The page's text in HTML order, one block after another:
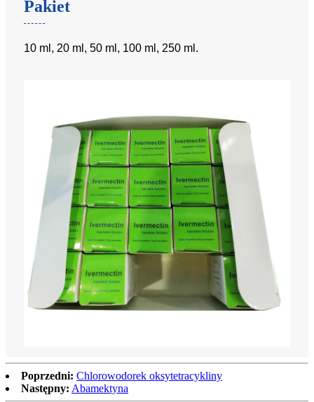
Pakiet
10 ml, 20 ml, 50 ml, 100 ml, 250 ml.
Poprzedni: Chlorowodorek oksytetracykliny
Następny: Abamektyna